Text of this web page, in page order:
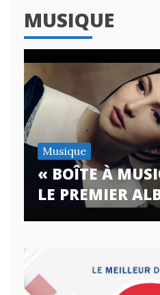
MUSIQUE
Musique
« BOÎTE À
LE PREMIER